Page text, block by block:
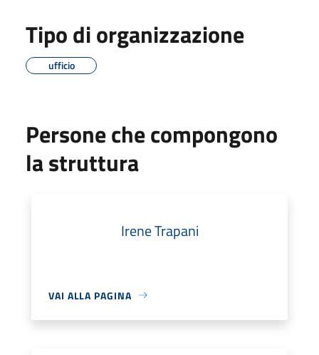
Tipo di organizzazione
ufficio
Persone che compongono
la struttura
Irene Trapani
VAI ALLA PAGINA